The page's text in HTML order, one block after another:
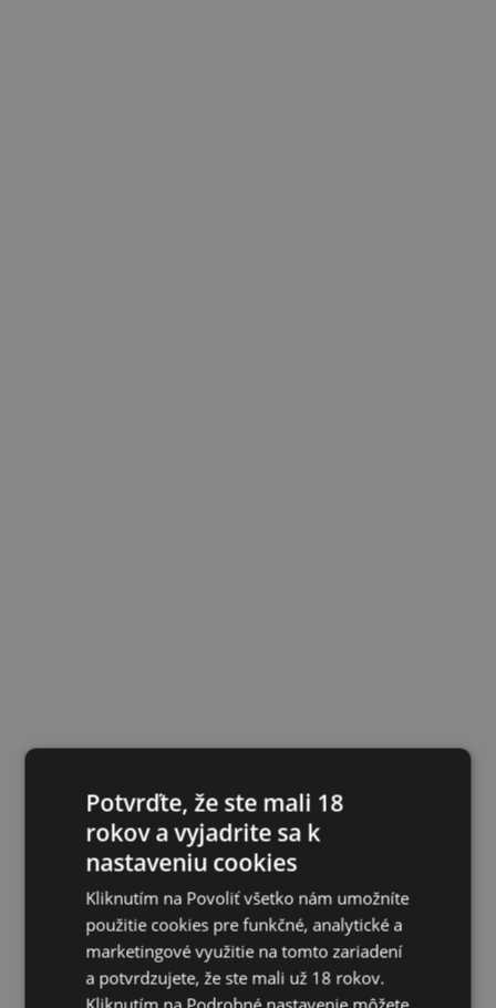
Potvrďte, že ste mali 18
rokov a vyjadrite sa k
nastaveniu cookies
Kliknutím na Povoliť všetko nám umožníte
použitie cookies pre funkčné, analytické a
marketingové využitie na tomto zariadení
a potvrdzujete, že ste mali už 18 rokov.